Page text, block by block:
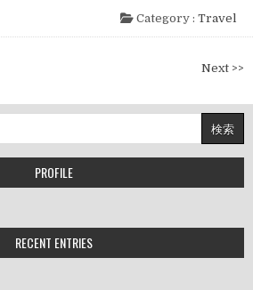
Category : Travel
Next >>
PROFILE
RECENT ENTRIES